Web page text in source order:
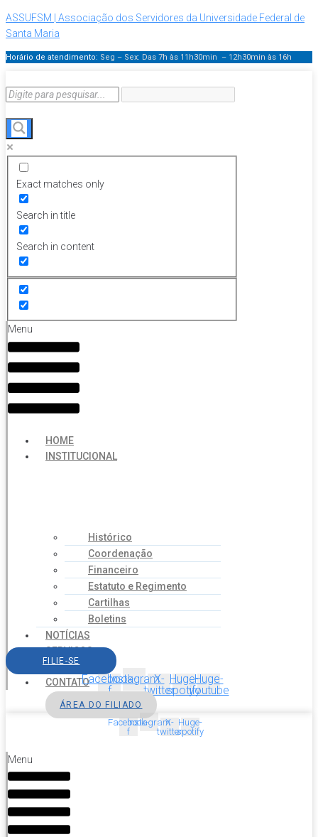
ASSUFSM | Associação dos Servidores da Universidade Federal de
Santa Maria
Horário de atendimento: Seg – Sex: Das 7h às 11h30min – 12h30min às 16h
Exact matches only
Search in title
Search in content
Menu
HOME
INSTITUCIONAL
Histórico
Coordenação
Financeiro
Estatuto e Regimento
Cartilhas
Boletins
NOTÍCIAS
SERVIÇOS
AGENDA
CONTATO
FILIE-SE
Facebook-
f
InstagramX-
twitter
Huge-
spotify
Huge-
youtube
ÁREA DO FILIADO
Facebook-
f
InstagramX-
twitter
Huge-
spotify
Menu